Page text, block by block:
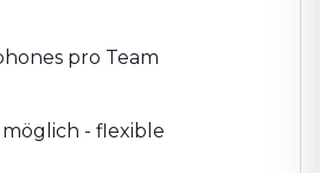
pro Team
- flexible